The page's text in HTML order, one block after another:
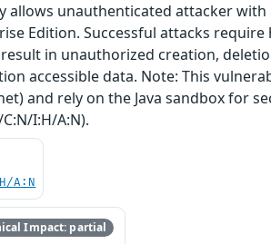
unauthenticated attacker
Edition. Successful attacks
in unauthorized creation,
accessible data. Note: This
and rely on the Java sandbox for
I:H/A:N).
A:N
Impact: partial